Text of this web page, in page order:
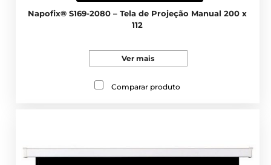
Napofix® S169-2080 – Tela de Projeção Manual 200 x
112
Ver mais
Comparar produto